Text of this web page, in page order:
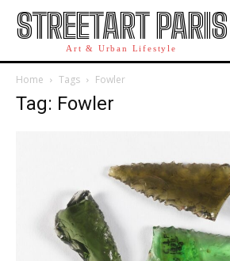
STREETART PARIS
Art & Urban Lifestyle
Home Tags Fowler
Tag: Fowler